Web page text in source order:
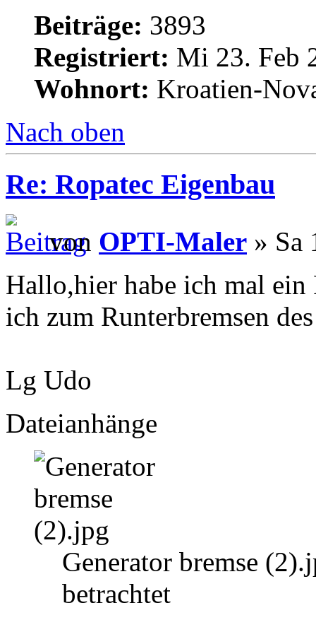
Beiträge: 3893
Registriert: Mi 23. Feb
Wohnort: Kroatien-
Nach oben
Re: Ropatec Eigenbau
von OPTI-Maler » Sa
Hallo,hier habe ich mal ein
ich zum Runterbremsen
Lg Udo
Dateianhänge
Generator bremse
betrachtet